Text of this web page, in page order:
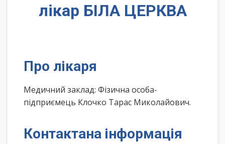
лікар БІЛА ЦЕРКВА
Про лікаря
Медичний заклад: Фізична особа-
підприємець Клочко Тарас Миколайович.
Контактана інформація